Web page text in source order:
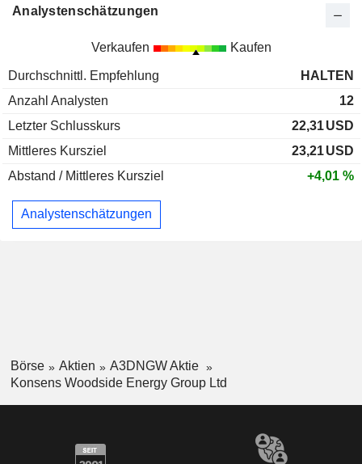
Analystenschätzungen
Verkaufen Kaufen
Durchschnittl. Empfehlung
HALTEN
Anzahl Analysten
12
Letzter Schlusskurs
22,31USD
Mittleres Kursziel
23,21USD
Abstand / Mittleres Kursziel
+4,01 %
Analystenschätzungen
Börse Aktien
A3DNGW Aktie
Konsens Woodside Energy Group Ltd